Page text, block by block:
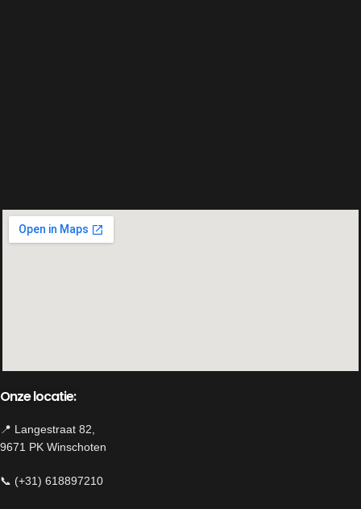
Onze locatie:
📍 Langestraat 82,
9671 PK Winschoten
📞 (+31) 618897210